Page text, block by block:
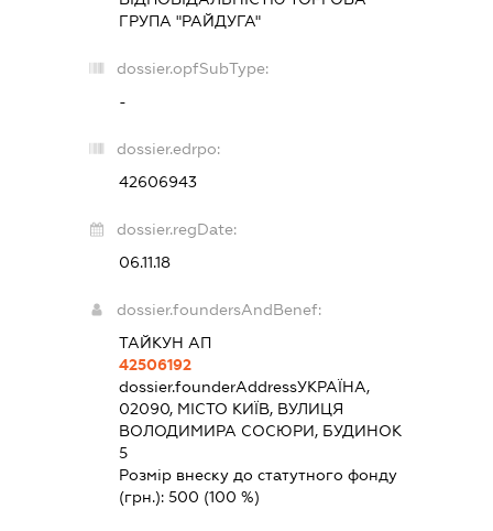
ГРУПА "РАЙДУГА"
dossier.opfSubType:
-
dossier.edrpo:
42606943
dossier.regDate:
06.11.18
dossier.foundersAndBenef:
ТАЙКУН АП
42506192
dossier.founderAddressУКРАЇНА,
02090, МІСТО КИЇВ, ВУЛИЦЯ
ВОЛОДИМИРА СОСЮРИ, БУДИНОК
5
Розмір внеску до статутного фонду
(грн.): 500 (100 %)